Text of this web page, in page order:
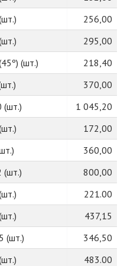
256,00
295,00
(шт.)
218,40
370,00
(шт.)
1 045,20
172,00
360,00
(шт.)
800,00
221.00
437,15
(шт.)
346,50
483.00